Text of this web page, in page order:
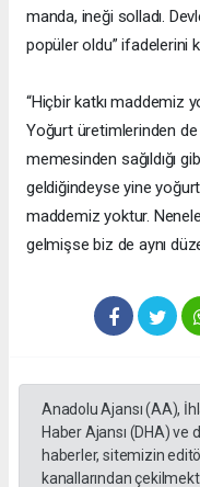
manda, ineği solladı.
popüler oldu” ifadelerini
“Hiçbir katkı maddemiz
Yoğurt üretimlerinden de
memesinden sağıldığı
geldiğindeyse yine
maddemiz yoktur.
gelmişse biz de aynı
Anadolu Ajansı (AA),
Haber Ajansı (DHA)
haberler, sitemizin
kanallarından